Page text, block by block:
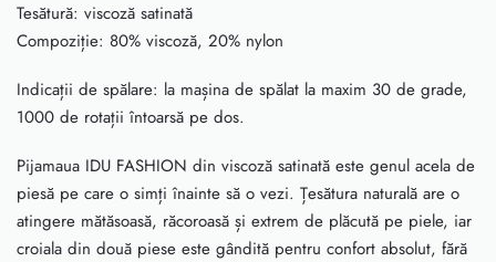
Tesătură: viscoză satinată
Compoziție: 80% viscoză, 20% nylon
Indicații de spălare: la mașina de spălat la maxim 30 de grade,
1000 de rotații întoarsă pe dos.
Pijamaua IDU FASHION din viscoză satinată este genul acela de
piesă pe care o simți înainte să o vezi. Țesătura naturală are o
atingere mătăsoasă, răcoroasă și extrem de plăcută pe piele, iar
croiala din două piese este gândită pentru confort absolut, fără